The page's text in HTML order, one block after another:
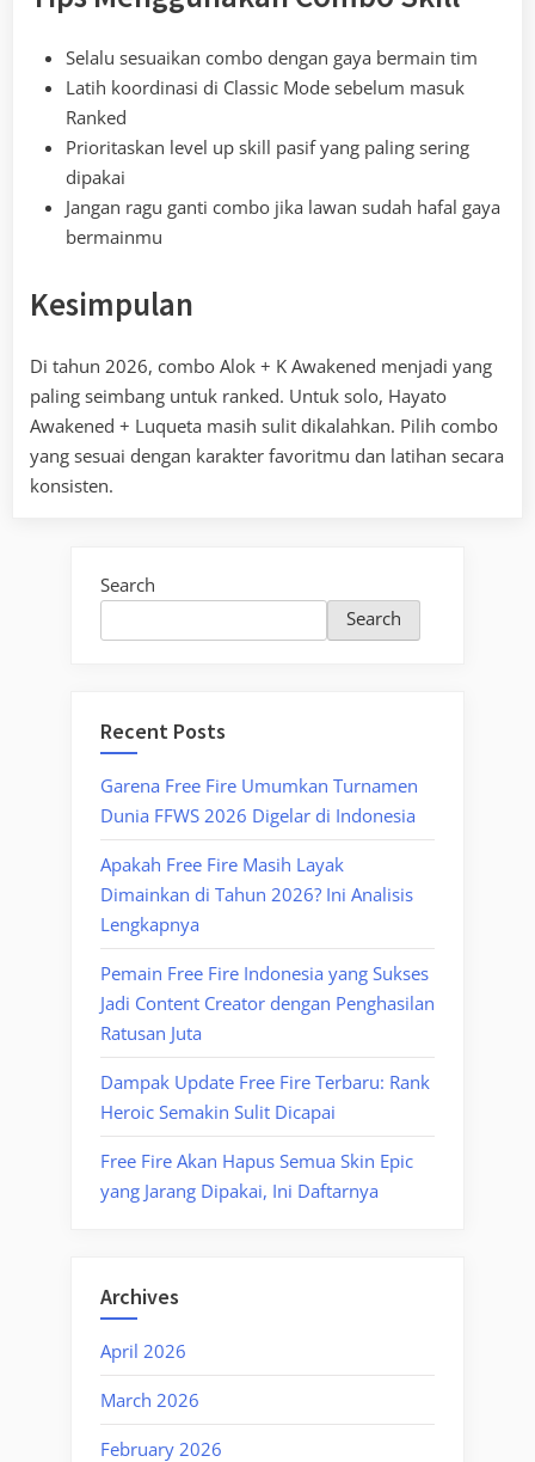
Selalu sesuaikan combo dengan gaya bermain tim
Latih koordinasi di Classic Mode sebelum masuk
Ranked
Prioritaskan level up skill pasif yang paling sering
dipakai
Jangan ragu ganti combo jika lawan sudah hafal gaya
bermainmu
Kesimpulan
Di tahun 2026, combo Alok + K Awakened menjadi yang
paling seimbang untuk ranked. Untuk solo, Hayato
Awakened + Luqueta masih sulit dikalahkan. Pilih combo
yang sesuai dengan karakter favoritmu dan latihan secara
konsisten.
Search
Search
Recent Posts
Garena Free Fire Umumkan Turnamen
Dunia FFWS 2026 Digelar di Indonesia
Apakah Free Fire Masih Layak
Dimainkan di Tahun 2026? Ini Analisis
Lengkapnya
Pemain Free Fire Indonesia yang Sukses
Jadi Content Creator dengan Penghasilan
Ratusan Juta
Dampak Update Free Fire Terbaru: Rank
Heroic Semakin Sulit Dicapai
Free Fire Akan Hapus Semua Skin Epic
yang Jarang Dipakai, Ini Daftarnya
Archives
April 2026
March 2026
February 2026